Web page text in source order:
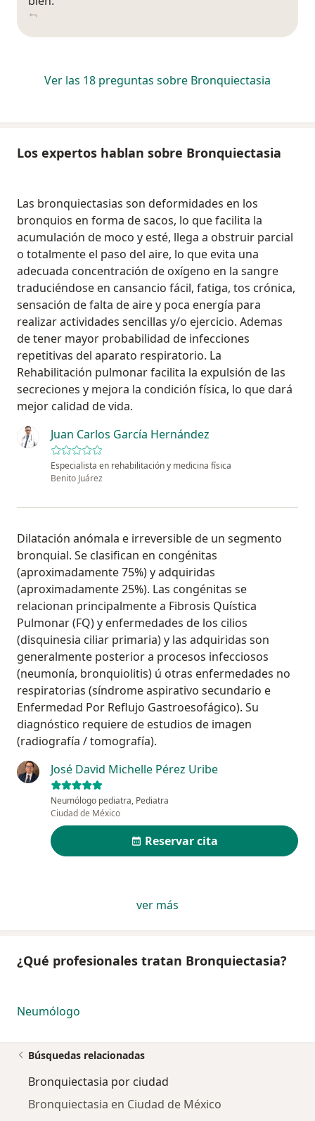
Ver las 18 preguntas sobre Bronquiectasia
Los expertos hablan sobre Bronquiectasia
Las bronquiectasias son deformidades en los
bronquios en forma de sacos, lo que facilita la
acumulación de moco y esté, llega a obstruir parcial
o totalmente el paso del aire, lo que evita una
adecuada concentración de oxígeno en la sangre
traduciéndose en cansancio fácil, fatiga, tos crónica,
sensación de falta de aire y poca energía para
realizar actividades sencillas y/o ejercicio. Ademas
de tener mayor probabilidad de infecciones
repetitivas del aparato respiratorio. La
Rehabilitación pulmonar facilita la expulsión de las
secreciones y mejora la condición física, lo que dará
mejor calidad de vida.
Juan Carlos García Hernández
Especialista en rehabilitación y medicina física
Benito Juárez
Dilatación anómala e irreversible de un segmento
bronquial. Se clasifican en congénitas
(aproximadamente 75%) y adquiridas
(aproximadamente 25%). Las congénitas se
relacionan principalmente a Fibrosis Quística
Pulmonar (FQ) y enfermedades de los cilios
(disquinesia ciliar primaria) y las adquiridas son
generalmente posterior a procesos infecciosos
(neumonía, bronquiolitis) ú otras enfermedades no
respiratorias (síndrome aspirativo secundario e
Enfermedad Por Reflujo Gastroesofágico). Su
diagnóstico requiere de estudios de imagen
(radiografía / tomografía).
José David Michelle Pérez Uribe
Neumólogo pediatra, Pediatra
Ciudad de México
Reservar cita
ver más
¿Qué profesionales tratan Bronquiectasia?
Neumólogo
Búsquedas relacionadas
Bronquiectasia por ciudad
Bronquiectasia en Ciudad de México